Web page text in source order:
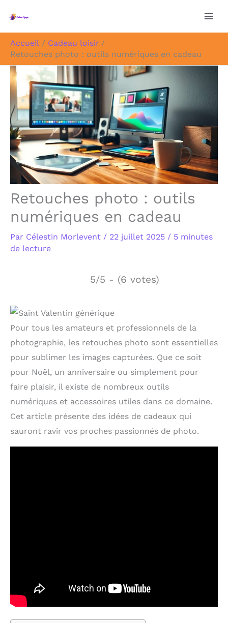
Accueil
Cadeau loisir
Retouches photo : outils numériques en cadeau
Retouches photo : outils
numériques en cadeau
Par Célestin Morlevent / 22 juillet 2025 / 5 minutes
de lecture
5/5 - (6 votes)
Pour tous les amateurs et professionnels de la
photographie, les retouches photo sont essentielles
pour sublimer les images capturées. Que ce soit
pour Noël, un anniversaire ou simplement pour
faire plaisir, il existe de nombreux outils
numériques et accessoires utiles dans ce domaine.
Cet article présente des idées de cadeaux qui
sauront ravir vos proches passionnés de photo.